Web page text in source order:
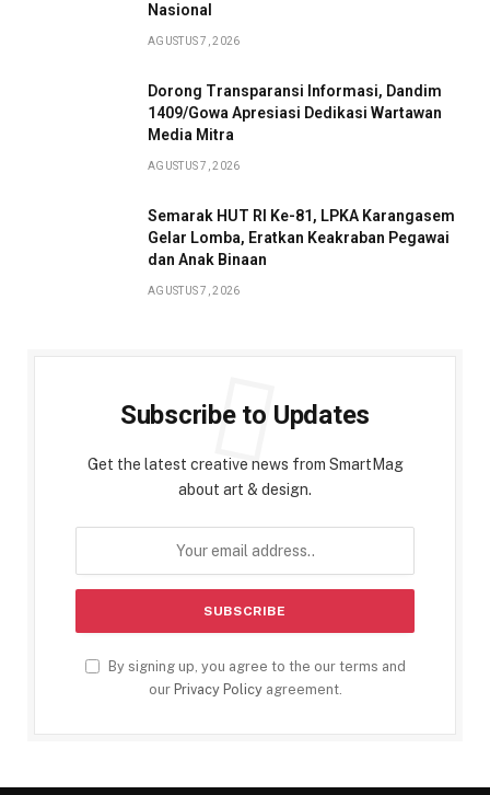
Nasional
AGUSTUS 7, 2026
Dorong Transparansi Informasi, Dandim
1409/Gowa Apresiasi Dedikasi Wartawan
Media Mitra
AGUSTUS 7, 2026
Semarak HUT RI Ke-81, LPKA Karangasem
Gelar Lomba, Eratkan Keakraban Pegawai
dan Anak Binaan
AGUSTUS 7, 2026
Subscribe to Updates
Get the latest creative news from SmartMag
about art & design.
By signing up, you agree to the our terms and
our Privacy Policyagreement.